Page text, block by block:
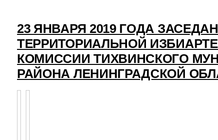
23 ЯНВАРЯ 2019 ГОДА
ТЕРРИТОРИАЛЬНОЙ
КОМИССИИ ТИХВИНСКОГО
РАЙОНА ЛЕНИНГРАДСКОЙ